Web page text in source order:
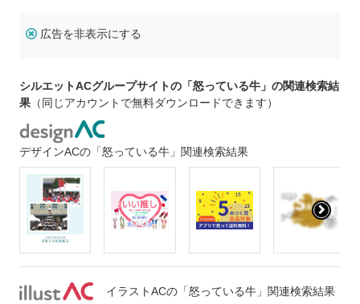
広告を非表示にする
シルエットACグループサイトの「怒っている牛」の関連検索結
果 （同じアカウントで無料ダウンロードできます）
デザインACの「怒っている牛」関連検索結果
イラストACの「怒っている牛」関連検索結果